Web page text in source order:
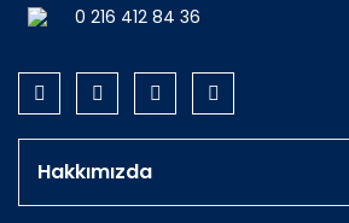
0 216 412 84 36
Hakkımızda